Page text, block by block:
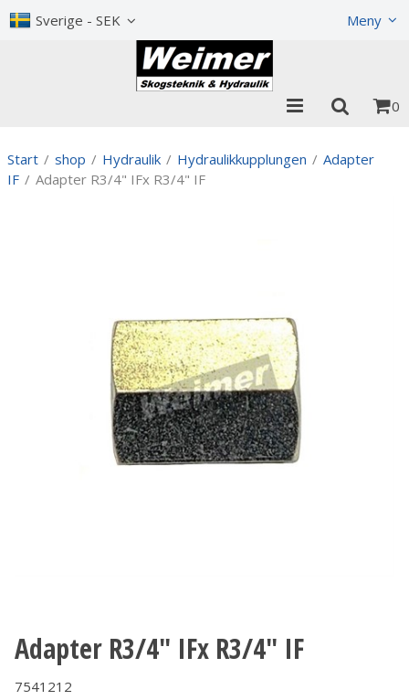
Sverige - SEK Meny
0
Start / shop / Hydraulik / Hydraulikkupplungen / Adapter
IF / Adapter R3/4" IFx R3/4" IF
Adapter R3/4" IFx R3/4" IF
7541212